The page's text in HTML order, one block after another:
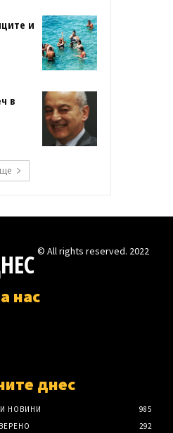
и
в
© All rights reserved. 2022
нас
днес
НОВИНИ
985
292